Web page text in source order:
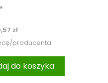
zł
producenta
do koszyka